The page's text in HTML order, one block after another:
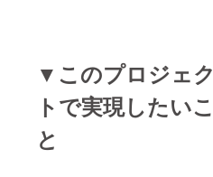
▼このプロジェク
トで実現したいこ
と